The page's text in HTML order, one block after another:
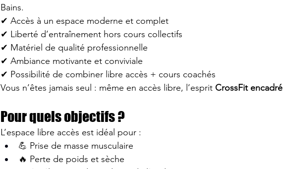
Bains.
✔ Accès à un espace moderne et complet
✔ Liberté d’entraînement hors cours collectifs
✔ Matériel de qualité professionnelle
✔ Ambiance motivante et conviviale
✔ Possibilité de combiner libre accès + cours coachés
Vous n’êtes jamais seul : même en accès libre, l’esprit CrossFit encadré
Pour quels objectifs ?
L’espace libre accès est idéal pour :
💪 Prise de masse musculaire
🔥 Perte de poids et sèche